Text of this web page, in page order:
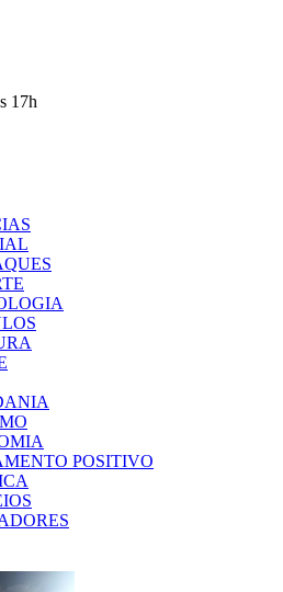
17h
POSITIVO